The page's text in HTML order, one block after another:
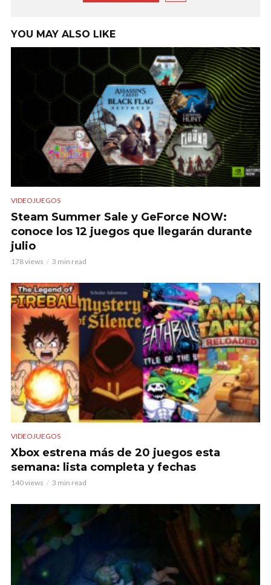
YOU MAY ALSO LIKE
VIDEOJUEGOS
Steam Summer Sale y GeForce NOW:
conoce los 12 juegos que llegarán durante
julio
178 views 3 min read
VIDEOJUEGOS
Xbox estrena más de 20 juegos esta
semana: lista completa y fechas
140 views 3 min read